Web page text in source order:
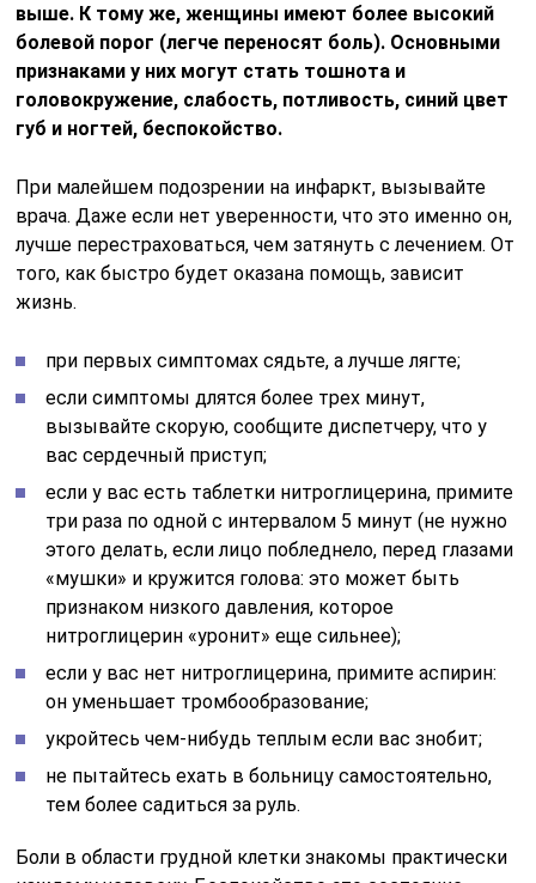
выше. К тому же, женщины имеют более высокий
болевой порог (легче переносят боль). Основными
признаками у них могут стать тошнота и
головокружение, слабость, потливость, синий цвет
губ и ногтей, беспокойство.
При малейшем подозрении на инфаркт, вызывайте
врача. Даже если нет уверенности, что это именно он,
лучше перестраховаться, чем затянуть с лечением. От
того, как быстро будет оказана помощь, зависит
жизнь.
при первых симптомах сядьте, а лучше лягте;
если симптомы длятся более трех минут,
вызывайте скорую, сообщите диспетчеру, что у
вас сердечный приступ;
если у вас есть таблетки нитроглицерина, примите
три раза по одной с интервалом 5 минут (не нужно
этого делать, если лицо побледнело, перед глазами
«мушки» и кружится голова: это может быть
признаком низкого давления, которое
нитроглицерин «уронит» еще сильнее);
если у вас нет нитроглицерина, примите аспирин:
он уменьшает тромбообразование;
укройтесь чем-нибудь теплым если вас знобит;
не пытайтесь ехать в больницу самостоятельно,
тем более садиться за руль.
Боли в области грудной клетки знакомы практически